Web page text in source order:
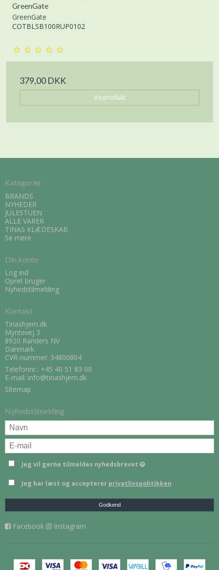
GreenGate
GreenGate
COTBLSB100RUP0102
379,00 DKK
Vis produkt
Kategorier
BRANDS
NYHEDER
JULESTUEN
ALLE VARER
TINAS KLÆDESKAB
Se mere
Din konto
Log ind
Opret bruger
Nyhedstilmelding
Kontakt
Tinashjem.dk
Myntevej 3
8920 Randers NV
Danmark
CVR-nummer: 34800804
Telefonnr.: +45 40 51 83 00
E-mail: info@tinashjem.dk
Sitemap
Nyhedstilmelding
Jeg vil gerne tilmeldes nyhedsbrevet
Jeg har læst og accepterer privatlivspolitikken
Godkend
Facebook Instagram